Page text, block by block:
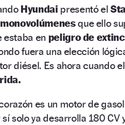
Hyundai presentó el
monovolúmenesque ello
estaba en peligro de
fuera una elección
diésel. Es ahora cuando
es un motor de
sí solo ya desarrolla 180 CV